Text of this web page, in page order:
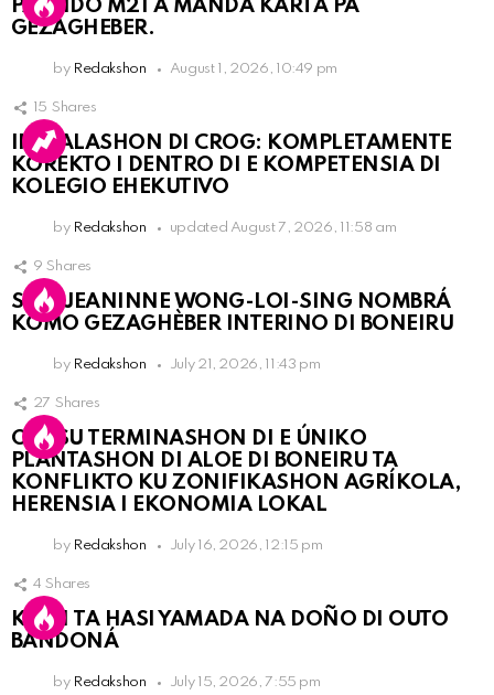
PARTIDO M21 A MANDA KARTA PA
GEZAGHEBER.
by Redakshon August 1, 2026, 10:49 pm
15 Shares
INSTALASHON DI CROG: KOMPLETAMENTE
KOREKTO I DENTRO DI E KOMPETENSIA DI
KOLEGIO EHEKUTIVO
by Redakshon updated August 7, 2026, 11:58 am
9 Shares
SRA. JEANINNE WONG-LOI-SING NOMBRÁ
KOMO GEZAGHÈBER INTERINO DI BONEIRU
by Redakshon July 21, 2026, 11:43 pm
27 Shares
OLB SU TERMINASHON DI E ÚNIKO
PLANTASHON DI ALOE DI BONEIRU TA
KONFLIKTO KU ZONIFIKASHON AGRÍKOLA,
HERENSIA I EKONOMIA LOKAL
by Redakshon July 16, 2026, 12:15 pm
4 Shares
KPCN TA HASI YAMADA NA DOÑO DI OUTO
BANDONÁ
by Redakshon July 15, 2026, 7:55 pm